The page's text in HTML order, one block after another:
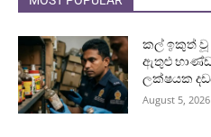
කල් ඉකුත් වූ
ඇතුළු
ලක්ෂයක
August 5, 2026